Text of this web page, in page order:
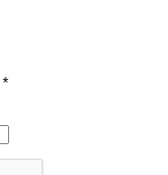
*Erforderlich